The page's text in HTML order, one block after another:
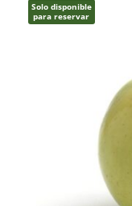
Solo disponible
para reservar